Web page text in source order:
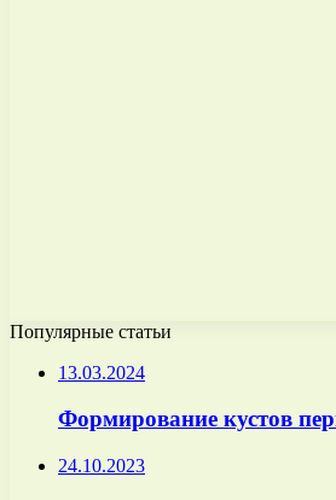
Популярные статьи
13.03.2024
Формирование кустов
24.10.2023